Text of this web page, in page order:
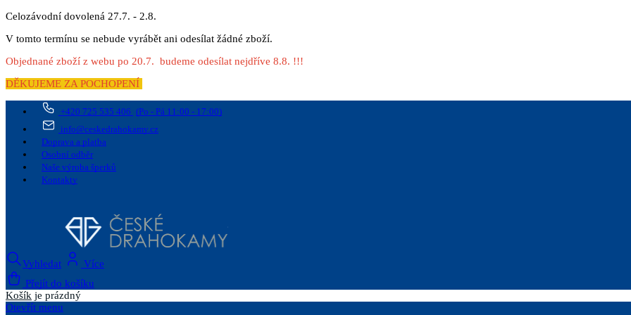
Celozávodní dovolená 27.7. - 2.8.
V tomto termínu se nebude vyrábět ani odesílat žádné zboží.
Objednané zboží z webu po 20.7. budeme odesílat nejdříve 8.8. !!!
DĚKUJEME ZA POCHOPENÍ
+420 725 535 406 (Po - Pá 11:00 - 17:00)
info@ceskedrahokamy.cz
Doprava a platba
Osobní odběr
Naše výroba šperků
Kontakty
Vyhledat
Více
Přejít do košíku
Košík je prázdný
Otevřít menu